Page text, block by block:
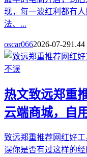
现，每一波红利都有
法、...
oscar0662026-07-29
热文致远郑重
云端商城，自
致远郑重推荐网红好
误你是否有过这样的